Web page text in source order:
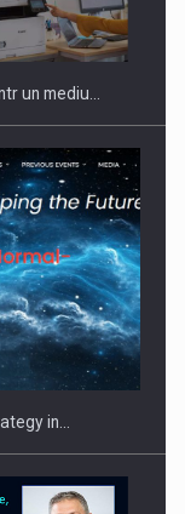
benzinariile RO…
un mediu…
in…